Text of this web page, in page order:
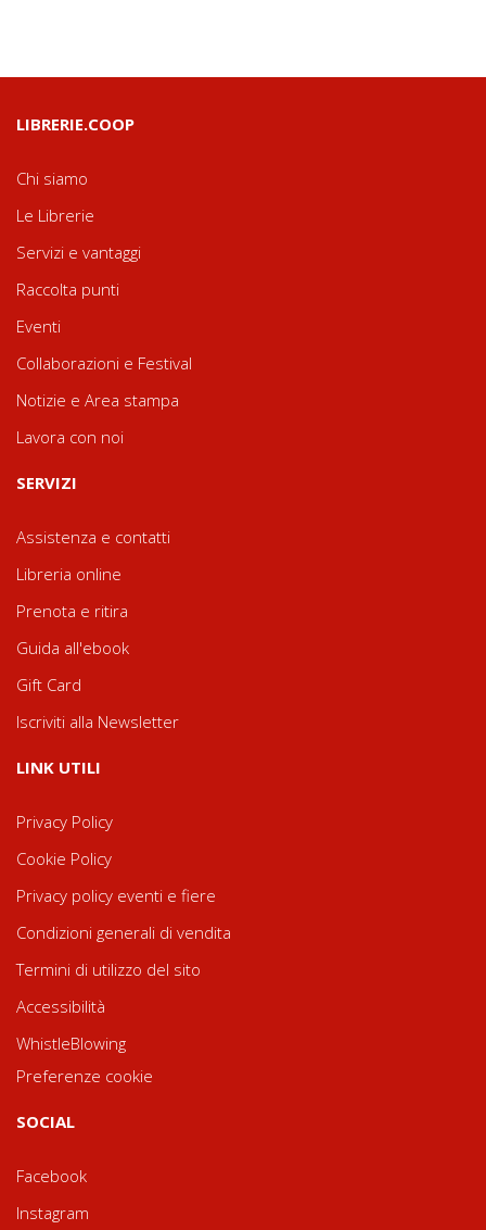
LIBRERIE.COOP
Chi siamo
Le Librerie
Servizi e vantaggi
Raccolta punti
Eventi
Collaborazioni e Festival
Notizie e Area stampa
Lavora con noi
SERVIZI
Assistenza e contatti
Libreria online
Prenota e ritira
Guida all'ebook
Gift Card
Iscriviti alla Newsletter
LINK UTILI
Privacy Policy
Cookie Policy
Privacy policy eventi e fiere
Condizioni generali di vendita
Termini di utilizzo del sito
Accessibilità
WhistleBlowing
Preferenze cookie
SOCIAL
Facebook
Instagram